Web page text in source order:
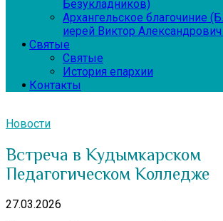
Безукладников)
Архангельское благочиние
иерей Виктор
Святые
Святые
История епархии
Контакты
Новости
Встреча в Кудымкарском
Педагогическом Колледже
27.03.2026